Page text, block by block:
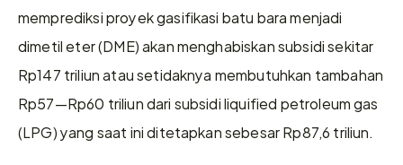
memprediksi proyek gasifikasi batu bara menjadi
dimetil eter (DME) akan menghabiskan subsidi sekitar
Rp147 triliun atau setidaknya membutuhkan tambahan
Rp57—Rp60 triliun dari subsidi liquified petroleum gas
(LPG) yang saat ini ditetapkan sebesar Rp87,6 triliun.